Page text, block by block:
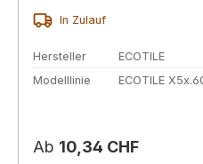
In Zulauf
Hersteller
ECOTILE
Modelllinie
ECOTILE
Regulärer Preis:
Ab 10,34 CHF